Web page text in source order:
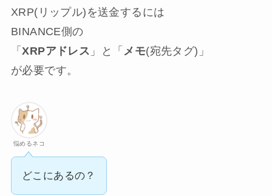
XRP(リップル)を送金するには
BINANCE側の
「XRPアドレス 」と「 メモ(宛先タグ)」
が必要です。
悩めるネコ
どこにあるの？